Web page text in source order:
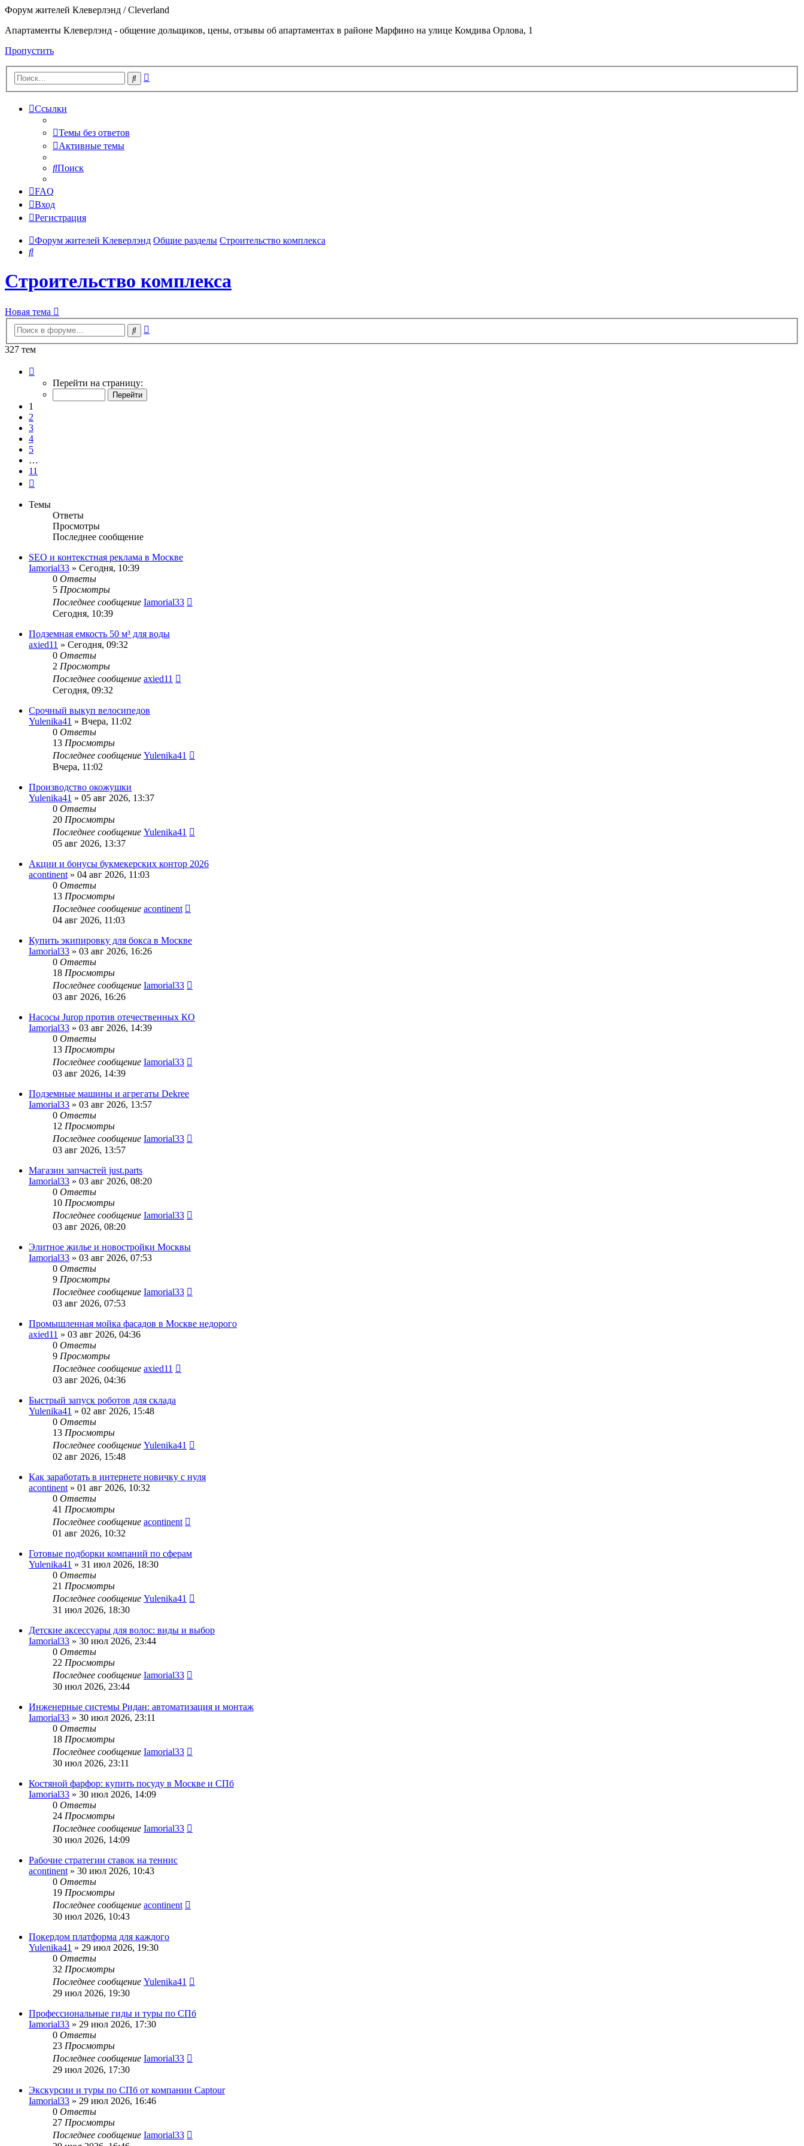
Форум жителей Клеверлэнд / Cleverland
Апартаменты Клеверлэнд - общение дольщиков, цены, отзывы об апартаментах в районе Марфино на улице Комдива Орлова, 1
Пропустить
Поиск
Ссылки
Темы без ответов
Активные темы
Поиск
FAQ
Вход
Регистрация
Форум жителей Клеверлэнд Общие разделы Строительство комплекса
Поиск
Строительство комплекса
Новая тема
Поиск
327 тем
Перейти на страницу:
1
2
3
4
5
…
11
Темы
Ответы
Просмотры
Последнее сообщение
SEO и контекстная реклама в Москве
Iamorial33 » Сегодня, 10:39
0 Ответы
5 Просмотры
Последнее сообщение Iamorial33
Сегодня, 10:39
Подземная емкость 50 м³ для воды
axied11 » Сегодня, 09:32
0 Ответы
2 Просмотры
Последнее сообщение axied11
Сегодня, 09:32
Срочный выкуп велосипедов
Yulenika41 » Вчера, 11:02
0 Ответы
13 Просмотры
Последнее сообщение Yulenika41
Вчера, 11:02
Производство окожушки
Yulenika41 » 05 авг 2026, 13:37
0 Ответы
20 Просмотры
Последнее сообщение Yulenika41
05 авг 2026, 13:37
Акции и бонусы букмекерских контор 2026
acontinent » 04 авг 2026, 11:03
0 Ответы
13 Просмотры
Последнее сообщение acontinent
04 авг 2026, 11:03
Купить экипировку для бокса в Москве
Iamorial33 » 03 авг 2026, 16:26
0 Ответы
18 Просмотры
Последнее сообщение Iamorial33
03 авг 2026, 16:26
Насосы Jurop против отечественных КО
Iamorial33 » 03 авг 2026, 14:39
0 Ответы
13 Просмотры
Последнее сообщение Iamorial33
03 авг 2026, 14:39
Подземные машины и агрегаты Dekree
Iamorial33 » 03 авг 2026, 13:57
0 Ответы
12 Просмотры
Последнее сообщение Iamorial33
03 авг 2026, 13:57
Магазин запчастей just.parts
Iamorial33 » 03 авг 2026, 08:20
0 Ответы
10 Просмотры
Последнее сообщение Iamorial33
03 авг 2026, 08:20
Элитное жилье и новостройки Москвы
Iamorial33 » 03 авг 2026, 07:53
0 Ответы
9 Просмотры
Последнее сообщение Iamorial33
03 авг 2026, 07:53
Промышленная мойка фасадов в Москве недорого
axied11 » 03 авг 2026, 04:36
0 Ответы
9 Просмотры
Последнее сообщение axied11
03 авг 2026, 04:36
Быстрый запуск роботов для склада
Yulenika41 » 02 авг 2026, 15:48
0 Ответы
13 Просмотры
Последнее сообщение Yulenika41
02 авг 2026, 15:48
Как заработать в интернете новичку с нуля
acontinent » 01 авг 2026, 10:32
0 Ответы
41 Просмотры
Последнее сообщение acontinent
01 авг 2026, 10:32
Готовые подборки компаний по сферам
Yulenika41 » 31 июл 2026, 18:30
0 Ответы
21 Просмотры
Последнее сообщение Yulenika41
31 июл 2026, 18:30
Детские аксессуары для волос: виды и выбор
Iamorial33 » 30 июл 2026, 23:44
0 Ответы
22 Просмотры
Последнее сообщение Iamorial33
30 июл 2026, 23:44
Инженерные системы Ридан: автоматизация и монтаж
Iamorial33 » 30 июл 2026, 23:11
0 Ответы
18 Просмотры
Последнее сообщение Iamorial33
30 июл 2026, 23:11
Костяной фарфор: купить посуду в Москве и СПб
Iamorial33 » 30 июл 2026, 14:09
0 Ответы
24 Просмотры
Последнее сообщение Iamorial33
30 июл 2026, 14:09
Рабочие стратегии ставок на теннис
acontinent » 30 июл 2026, 10:43
0 Ответы
19 Просмотры
Последнее сообщение acontinent
30 июл 2026, 10:43
Покердом платформа для каждого
Yulenika41 » 29 июл 2026, 19:30
0 Ответы
32 Просмотры
Последнее сообщение Yulenika41
29 июл 2026, 19:30
Профессиональные гиды и туры по СПб
Iamorial33 » 29 июл 2026, 17:30
0 Ответы
23 Просмотры
Последнее сообщение Iamorial33
29 июл 2026, 17:30
Экскурсии и туры по СПб от компании Captour
Iamorial33 » 29 июл 2026, 16:46
0 Ответы
27 Просмотры
Последнее сообщение Iamorial33